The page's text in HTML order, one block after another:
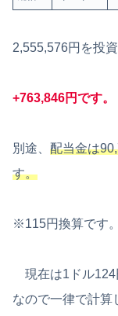
2,555,576円を投資
+763,846円です。
別途、 配当金は
す。
※115円換算です。
現在は1ドル124
なので一律で計算